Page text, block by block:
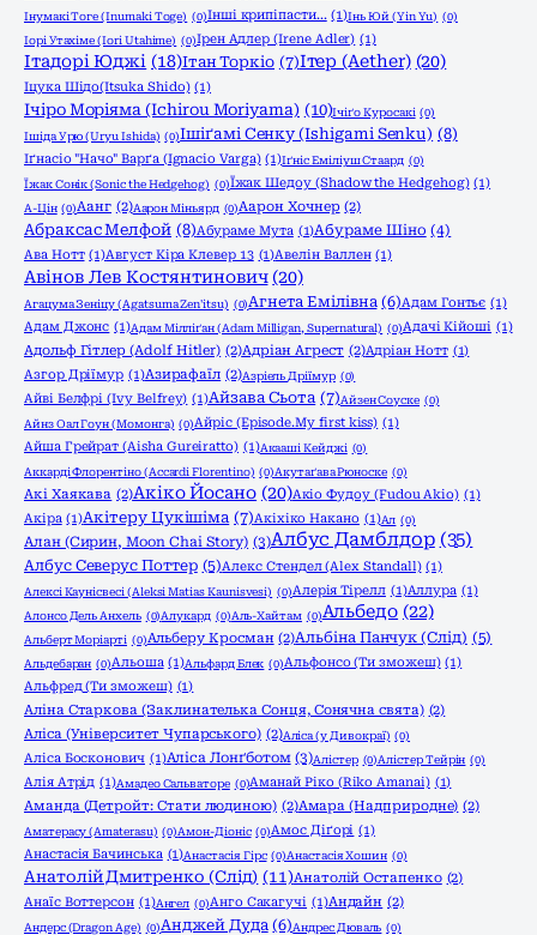
Інумакі Тоге (Inumaki Toge) (0)Інші крипіпасти... (1)Інь Юй (Yin Yu) (0)
Іорі Утахіме (Iori Utahime) (0)Ірен Адлер (Irene Adler) (1)
Ітадорі Юджі (18)Ітан Торкіо (7)Ітер (Aether) (20)
Іцука Шідо(Itsuka Shido) (1)
Ічіро Моріяма (Ichirou Moriyama) (10)Ічіґо Куросакі (0)
Ішіда Урю (Uryu Ishida) (0)Ішіґамі Сенку (Ishigami Senku) (8)
Іґнасіо "Начо" Варґа (Ignacio Varga) (1)Іґніс Еміліуш Стаард (0)
Їжак Сонік (Sonic the Hedgehog) (0)Їжак Шедоу (Shadow the Hedgehog) (1)
А-Цін (0)Аанг (2)Аарон Міньярд (0)Аарон Хочнер (2)
Абраксас Мелфой (8)Абураме Мута (1)Абураме Шіно (4)
Ава Нотт (1)Август Кіра Клевер 13 (1)Авелін Валлен (1)
Авінов Лев Костянтинович (20)
Агацума Зеніцу (Agatsuma Zen'itsu) (0)Агнета Емілівна (6)Адам Гонтьє (1)
Адам Джонс (1)Адам Мілліґан (Adam Milligan, Supernatural) (0)Адачі Кійоші (1)
Адольф Гітлер (Adolf Hitler) (2)Адріан Агрест (2)Адріан Нотт (1)
Азгор Дріїмур (1)Азирафаїл (2)Азріель Дріїмур (0)
Айві Белфрі (Ivy Belfrey) (1)Айзава Сьота (7)Айзен Соуске (0)
Айнз Оал Гоун (Момонга) (0)Айріс (Episode.My first kiss) (1)
Айша Грейрат (Aisha Gureiratto) (1)Акааші Кейджі (0)
Аккарді Флорентіно (Accardi Florentino) (0)Акутаґава Рюноске (0)
Акі Хаякава (2)Акіко Йосано (20)Акіо Фудоу (Fudou Akio) (1)
Акіра (1)Акітеру Цукішіма (7)Акіхіко Накано (1)Ал (0)
Алан (Сирин, Moon Chai Story) (3)Албус Дамблдор (35)
Албус Северус Поттер (5)Алекс Стендел (Alex Standall) (1)
Алексі Каунісвесі (Aleksi Matias Kaunisvesi) (0)Алерія Тірелл (1)Аллура (1)
Алонсо Дель Анхель (0)Алукард (0)Аль-Хайтам (0)Альбедо (22)
Альберт Моріарті (0)Альберу Кросман (2)Альбіна Панчук (Слід) (5)
Альдебаран (0)Альоша (1)Альфард Блек (0)Альфонсо (Ти зможеш) (1)
Альфред (Ти зможеш) (1)
Аліна Старкова (Заклинателька Сонця, Сонячна свята) (2)
Аліса (Університет Чупарського) (2)Аліса (у Дивокраї) (0)
Аліса Босконович (1)Аліса Лонґботом (3)Алістер (0)Алістер Тейрін (0)
Алія Атрід (1)Амадео Сальваторе (0)Аманай Ріко (Riko Amanai) (1)
Аманда (Детройт: Стати людиною) (2)Амара (Надприродне) (2)
Аматерасу (Amaterasu) (0)Амон-Діоніс (0)Амос Діґорі (1)
Анастасія Бачинська (1)Анастасія Гірс (0)Анастасія Хошин (0)
Анатолій Дмитренко (Слід) (11)Анатолій Остапенко (2)
Анаїс Воттерсон (1)Ангел (0)Анго Сакагучі (1)Андайн (2)
Андерс (Dragon Age) (0)Анджей Дуда (6)Андрес Дюваль (0)